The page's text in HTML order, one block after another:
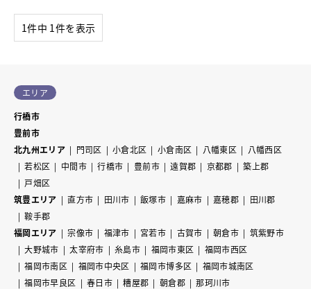
1件中 1件を表示
エリア
行橋市
豊前市
北九州エリア
門司区 小倉北区 小倉南区 八幡東区
八幡西区
若松区
中間市 行橋市 豊前市 遠賀郡 京都郡
築上郡
戸畑区
筑豊エリア
直方市 田川市 飯塚市 嘉麻市 嘉穂郡
田川郡
鞍手郡
福岡エリア
宗像市 福津市 宮若市 古賀市 朝倉市
筑紫野市
大野城市
太宰府市 糸島市 福岡市東区
福岡市西区
福岡市南区
福岡市中央区 福岡市博多区
福岡市城南区
福岡市早良区
春日市 糟屋郡 朝倉郡
那珂川市